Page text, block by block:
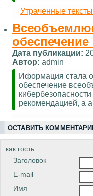
Утраченные тексты
обеспечение
Дата публикации:
Автор: admin
Иформация стала
обеспечение
рекомендацией, а
ОСТАВИТЬ
как гость
Заголовок
E-mail
Имя